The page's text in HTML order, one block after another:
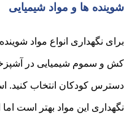
شوینده ها و مواد شیمیایی
برای نگهداری انواع مواد
کش و سموم شیمیایی در
دسترس کودکان انتخاب کنید.
نگهداری این مواد بهتر است